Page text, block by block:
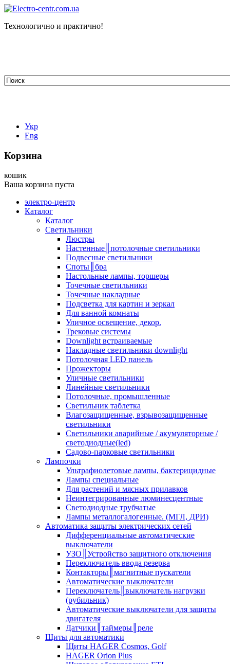
Технологично и практично!
Укр
Eng
Корзина
кошик
Ваша корзина пуста
электро-центр
Каталог
Каталог
Светильники
Люстры
Настенные║потолочные светильники
Подвесные светильники
Споты║бра
Настольные лампы, торшеры
Точечные светильники
Точечные накладные
Подсветка для картин и зеркал
Для ванной комнаты
Уличное освещение, декор.
Трековые системы
Downlight встраиваемые
Накладные светильники downlight
Потолочная LED панель
Прожекторы
Уличные светильники
Линейные светильники
Потолочные, промышленные
Светильник таблетка
Влагозащищенные, взрывозащищенные
светильники
Светильники аварийные / акумуляторные /
светодиодные(led)
Садово-парковые светильники
Лампочки
Ультрафиолетовые лампы, бактерицидные
Лампы специальные
Для растений и мясных прилавков
Неинтегрированные люминесцентные
Светодиодные трубчатые
Лампы металлогалогенные. (МГЛ, ДРИ)
Автоматика защиты электрических сетей
Дифференциальные автоматические
выключатели
УЗО║Устройство защитного отключения
Переключатель ввода резерва
Контакторы║магнитные пускатели
Автоматические выключатели
Переключатель║выключатель нагрузки
(рубильник)
Автоматические выключатели для защиты
двигателя
Датчики║таймеры║реле
Щиты для автоматики
Щиты HAGER Cosmos, Golf
HAGER Orion Plus